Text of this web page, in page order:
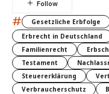
# Gesetzliche Erbfolge
Erbrecht in Deutschland
Familienrecht
Testament
Steuererklärung
Verbraucherschutz